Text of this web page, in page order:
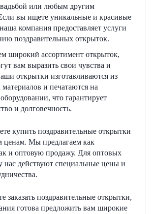
или любым другим
вы ищете уникальные и красивые
компания предоставляет услуги
поздравительных открыток.
широкий ассортимент открыток,
вам выразить свои чувства и
открытки изготавливаются из
и печатаются на
что гарантирует
и долговечность.
купить поздравительные открытки
ценам. Мы предлагаем как
и оптовую продажу. Для оптовых
нас действуют специальные цены и
заказать поздравительные открытки,
готова предложить вам широкие